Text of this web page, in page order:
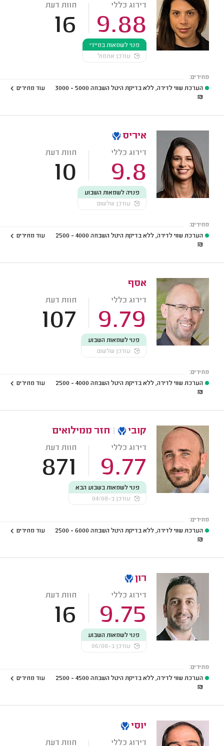
דירוג כללי
9.88
חוות דעת
16
פנוי לשמאות במיידי
עודכן אתמול
מחירים:
הערכת שווי לדירה, ללא בדיקת היטל השבחה 5000 - 3000
₪
עוד מחירים
איריס
דירוג כללי
9.8
חוות דעת
10
פנויה לשמאות השבוע
עודכן שלשום
מחירים:
הערכת שווי לדירה, ללא בדיקת היטל השבחה 4000 - 2500
₪
עוד מחירים
אסף
דירוג כללי
9.79
חוות דעת
107
פנוי לשמאות השבוע
עודכן שלשום
מחירים:
הערכת שווי לדירה, ללא בדיקת היטל השבחה 4000 - 2500
₪
עוד מחירים
קובי חזר ממילואים
דירוג כללי
9.77
חוות דעת
871
פנוי לשמאות בשבוע הבא
עודכן ב-04/08
מחירים:
הערכת שווי לדירה, ללא בדיקת היטל השבחה 6000 - 2500
₪
עוד מחירים
רון
דירוג כללי
9.75
חוות דעת
16
פנוי לשמאות השבוע
עודכן ב-06/08
מחירים:
הערכת שווי לדירה, ללא בדיקת היטל השבחה 4500 - 2500
₪
עוד מחירים
יוסי
דירוג כללי חוות דעת